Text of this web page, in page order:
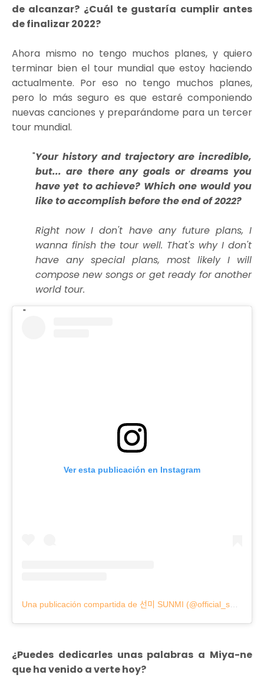
de alcanzar? ¿Cuál te gustaría cumplir antes
de finalizar 2022?
Ahora mismo no tengo muchos planes, y quiero
terminar bien el tour mundial que estoy haciendo
actualmente. Por eso no tengo muchos planes,
pero lo más seguro es que estaré componiendo
nuevas canciones y preparándome para un tercer
tour mundial.
Your history and trajectory are incredible,
but... are there any goals or dreams you
have yet to achieve? Which one would you
like to accomplish before the end of 2022?
Right now I don't have any future plans, I
wanna finish the tour well. That's why I don't
have any special plans, most likely I will
compose new songs or get ready for another
world tour.
Ver esta publicación en Instagram
¿Puedes dedicarles unas palabras a Miya-ne
que ha venido a verte hoy?